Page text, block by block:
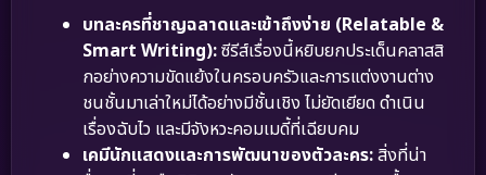
บทละครที่ชาญฉลาดและเข้าถึงง่าย (Relatable &
Smart Writing):ซีรีส์เรื่องนี้หยิบยกประเด็นคลาสสิ
กอย่างความขัดแย้งในครอบครัวและการแต่งงานต่าง
ชนชั้นมาเล่าใหม่ได้อย่างมีชั้นเชิง ไม่ยัดเยียด ดำเนิน
เรื่องฉับไว และมีจังหวะคอมเมดี้ที่เฉียบคม
เคมีนักแสดงและการพัฒนาของตัวละคร:สิ่งที่น่า